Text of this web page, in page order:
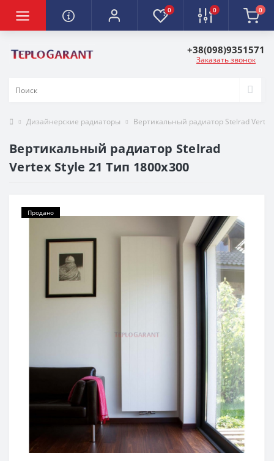
0 0 0
+38(098)9351571
Заказать звонок
Дизайнерские радиаторы Вертикальный радиатор Stelrad
Вертикальный радиатор Stelrad
Vertex Style 21 Тип 1800х300
Продано